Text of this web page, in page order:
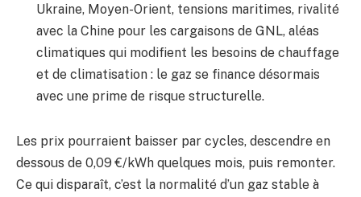
Ukraine, Moyen-Orient, tensions maritimes, rivalité
avec la Chine pour les cargaisons de GNL, aléas
climatiques qui modifient les besoins de chauffage
et de climatisation : le gaz se finance désormais
avec une prime de risque structurelle.
Les prix pourraient baisser par cycles, descendre en
dessous de 0,09 €/kWh quelques mois, puis remonter.
Ce qui disparaît, c’est la normalité d’un gaz stable à